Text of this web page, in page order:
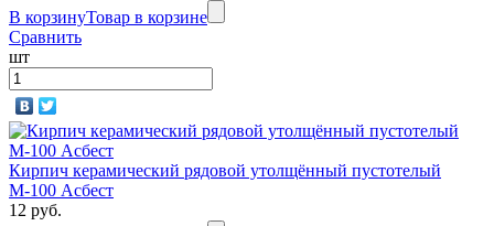
В корзинуТовар в корзине
Сравнить
шт
Кирпич керамический рядовой утолщённый пустотелый
М-100 Асбест
12 руб.